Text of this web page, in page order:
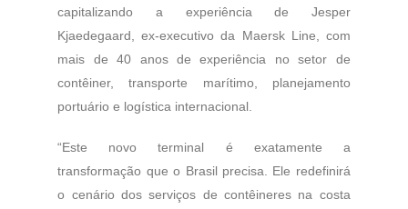
capitalizando a experiência de Jesper
Kjaedegaard, ex-executivo da Maersk Line, com
mais de 40 anos de experiência no setor de
contêiner, transporte marítimo, planejamento
portuário e logística internacional.
“Este novo terminal é exatamente a
transformação que o Brasil precisa. Ele redefinirá
o cenário dos serviços de contêineres na costa